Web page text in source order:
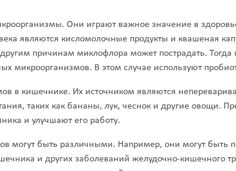
Они играют важное значение в
являются кисломолочные продукты и квашеная
причинам миклофлора может пострадать. Тогда
микроорганизмов. В этом случае используют
в кишечнике. Их источником являются
таких как бананы, лук, чеснок и другие овощи.
и улучшают его работу.
могут быть различными. Например, они могут быть
и других заболеваний желудочно-кишечного